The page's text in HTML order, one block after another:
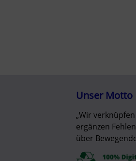
Unser Motto
„Wir
ergänzen
über